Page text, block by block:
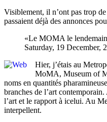
Visiblement, il n’ont pas trop
passaient déjà des annonces
Le MOMA le
Saturday, 19 December,
Hier, j’étais au
MoMA, Museum of
noms en quantités
branches de l’art
l’art et le rapport à icelui. Au
interpellent.